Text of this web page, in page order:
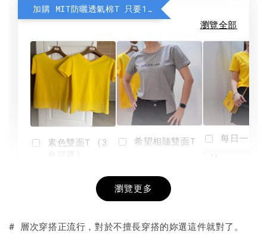
加購 MIT防曬透氣棉T 只要190元
瀏覽全部
素色雙面T (3
+
希望相隨雙面T
NT$ 190
-
每日一笑
瀏覽更多
# 層次穿搭正流行，對於不擅長穿搭的妳選這件就對了。